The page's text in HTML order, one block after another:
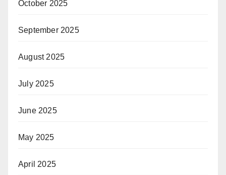
October 2025
September 2025
August 2025
July 2025
June 2025
May 2025
April 2025